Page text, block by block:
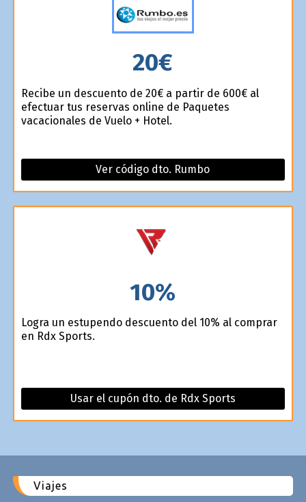
20€
Recibe un descuento de 20€ a partir de 600€ al
efectuar tus reservas online de Paquetes
vacacionales de Vuelo + Hotel.
Ver código dto. Rumbo
10%
Logra un estupendo descuento del 10% al comprar
en Rdx Sports.
Usar el cupón dto. de Rdx Sports
Viajes